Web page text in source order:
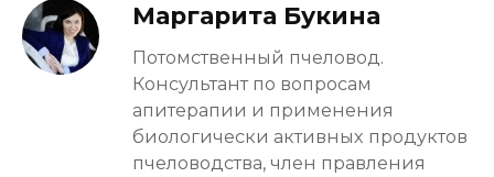
Маргарита Букина
Потомственный пчеловод.
Консультант по вопросам
апитерапии и применения
биологически активных продуктов
пчеловодства, член правления